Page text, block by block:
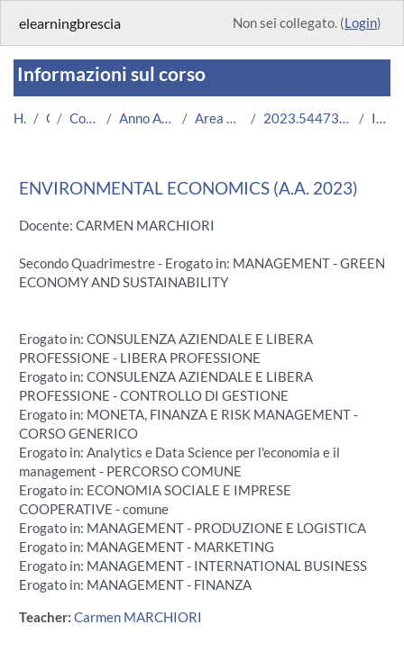
elearningbrescia Non sei collegato. (Login)
Informazioni sul corso
Home Corsi Corsi Istituzionali Anno Accademico 2023/2024 Area Economico-Statistica 2023.54473.2020.555.A002545.N0_12111 Introduzione
ENVIRONMENTAL ECONOMICS (A.A. 2023)
Docente: CARMEN MARCHIORI
Secondo Quadrimestre - Erogato in: MANAGEMENT - GREEN
ECONOMY AND SUSTAINABILITY
Erogato in: CONSULENZA AZIENDALE E LIBERA
PROFESSIONE - LIBERA PROFESSIONE
Erogato in: CONSULENZA AZIENDALE E LIBERA
PROFESSIONE - CONTROLLO DI GESTIONE
Erogato in: MONETA, FINANZA E RISK MANAGEMENT -
CORSO GENERICO
Erogato in: Analytics e Data Science per l'economia e il
management - PERCORSO COMUNE
Erogato in: ECONOMIA SOCIALE E IMPRESE
COOPERATIVE - comune
Erogato in: MANAGEMENT - PRODUZIONE E LOGISTICA
Erogato in: MANAGEMENT - MARKETING
Erogato in: MANAGEMENT - INTERNATIONAL BUSINESS
Erogato in: MANAGEMENT - FINANZA
Teacher: Carmen MARCHIORI